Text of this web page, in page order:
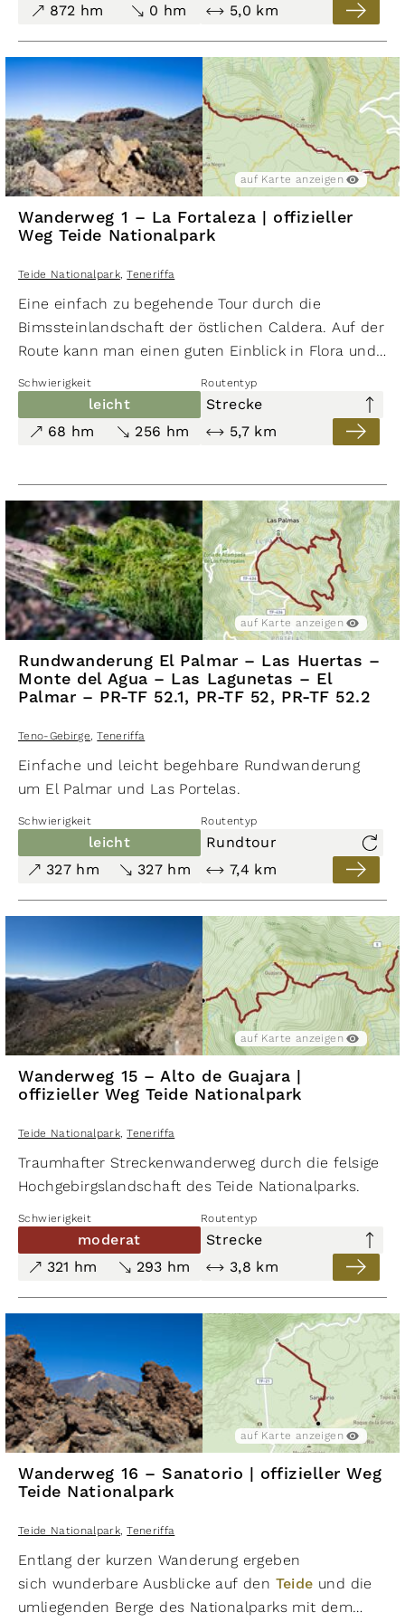
872 hm 0 hm 5,0 km
auf Karte anzeigen
Wanderweg 1 – La Fortaleza | offizieller
Weg Teide Nationalpark
Teide Nationalpark, Teneriffa
Eine einfach zu begehende Tour durch die
Bimssteinlandschaft der östlichen Caldera. Auf der
Route kann man einen guten Einblick in Flora und
Schwierigkeit Routentyp
leicht
Strecke
68 hm
256 hm 5,7 km
auf Karte anzeigen
Rundwanderung El Palmar – Las Huertas –
Monte del Agua – Las Lagunetas – El
Palmar – PR-TF 52.1, PR-TF 52, PR-TF 52.2
Teno-Gebirge Teneriffa
Einfache und leicht begehbare Rundwanderung
um El Palmar und Las Portelas.
Schwierigkeit Routentyp
leicht
Rundtour
327 hm
327 hm 7,4 km
auf Karte anzeigen
Wanderweg 15 – Alto de Guajara |
offizieller Weg Teide Nationalpark
Teide Nationalpark, Teneriffa
Traumhafter Streckenwanderweg durch die felsige
Hochgebirgslandschaft des Teide Nationalparks.
Schwierigkeit Routentyp
moderat
Strecke
321 hm
293 hm 3,8 km
auf Karte anzeigen
Wanderweg 16 – Sanatorio | offizieller Weg
Teide Nationalpark
Teide Nationalpark, Teneriffa
Entlang der kurzen Wanderung ergeben
sich wunderbare Ausblicke auf den Teide und die
umliegenden Berge des Nationalparks mit dem